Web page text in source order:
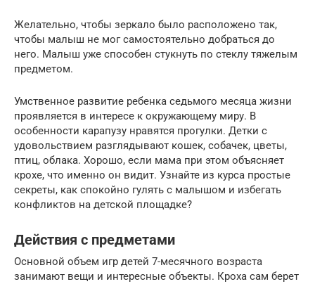
Желательно, чтобы зеркало было расположено так,
чтобы малыш не мог самостоятельно добраться до
него. Малыш уже способен стукнуть по стеклу тяжелым
предметом.
Умственное развитие ребенка седьмого месяца жизни
проявляется в интересе к окружающему миру. В
особенности карапузу нравятся прогулки. Детки с
удовольствием разглядывают кошек, собачек, цветы,
птиц, облака. Хорошо, если мама при этом объясняет
крохе, что именно он видит. Узнайте из курса простые
секреты, как спокойно гулять с малышом и избегать
конфликтов на детской площадке?
Действия с предметами
Основной объем игр детей 7-месячного возраста
занимают вещи и интересные объекты. Кроха сам берет